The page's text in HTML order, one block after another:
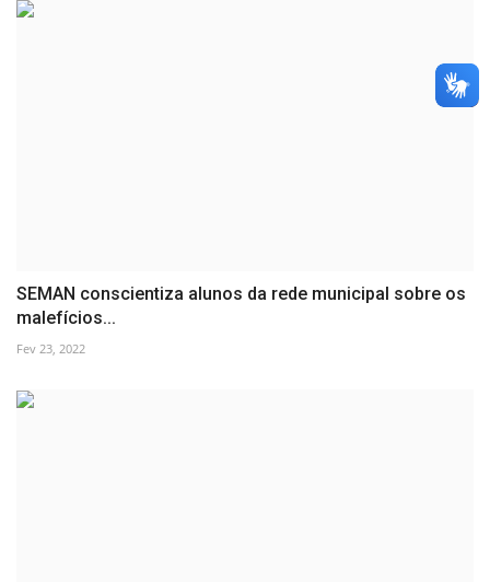
SEMAN conscientiza alunos da rede municipal sobre os
malefícios...
Fev 23, 2022